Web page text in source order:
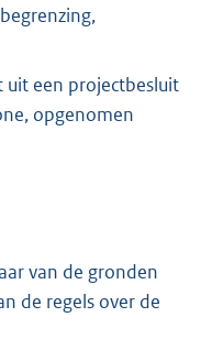
uit een projectbesluit
opgenomen
van de gronden
de regels over de